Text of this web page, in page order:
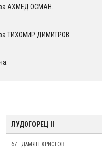
АХМЕД ОСМАН.
ТИХОМИР ДИМИТРОВ.
ЛУДОГОРЕЦ II
67 ДАМЯН ХРИСТОВ